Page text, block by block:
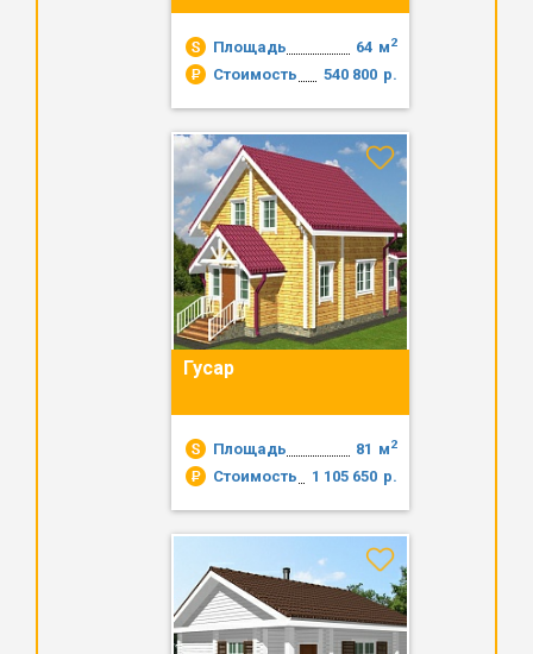
Площадь м2
64
Стоимость
р.
540 800
Гусар
Площадь м2
81
Стоимость
р.
1 105 650